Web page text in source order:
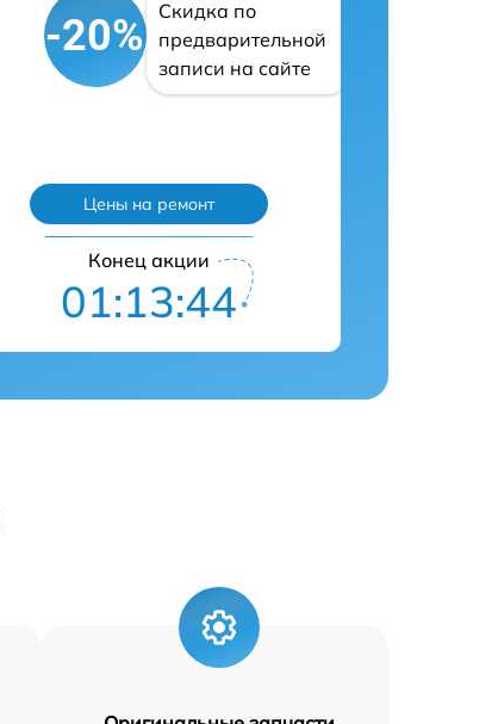
-20%
Скидка по
предварительной
записи на сайте
Цены на ремонт
Конец акции
01:13:43